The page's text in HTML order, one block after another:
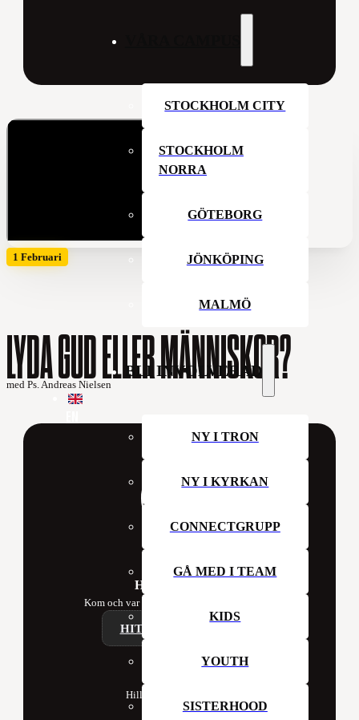
STOCKHOLM CITY
STOCKHOLM
NORRA
GÖTEBORG
JÖNKÖPING
MALMÖ
BLI INVOLVERAD
NY I TRON
NY I KYRKAN
CONNECTGRUPP
GÅ MED I TEAM
KIDS
YOUTH
SISTERHOOD
1 Februari
LYDA GUD ELLER MÄNNISKOR?
med Ps. Andreas Nielsen
Hillsong Sweden
Kom och var med oss i kyrkan denna vecka!
HITTA ETT CAMPUS
Hillsong Church Sweden
Box 41